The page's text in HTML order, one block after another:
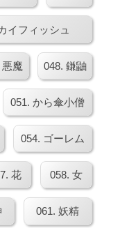
イフィッシュ
悪魔 048. 鎌鼬
051. から傘小僧
054. ゴーレム
花 058. 女
061. 妖精